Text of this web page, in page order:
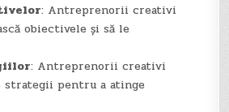
: Antreprenorii creativi
obiectivele și să le
: Antreprenorii creativi
strategii pentru a atinge